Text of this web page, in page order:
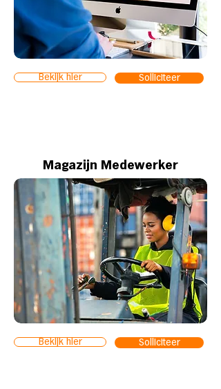
Bekijk hier Solliciteer
Magazijn Medewerker
Bekijk hier Solliciteer